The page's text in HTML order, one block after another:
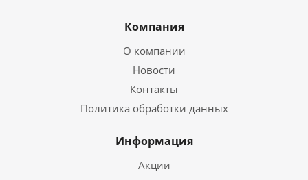
Компания
О компании
Новости
Контакты
Политика обработки данных
Информация
Акции